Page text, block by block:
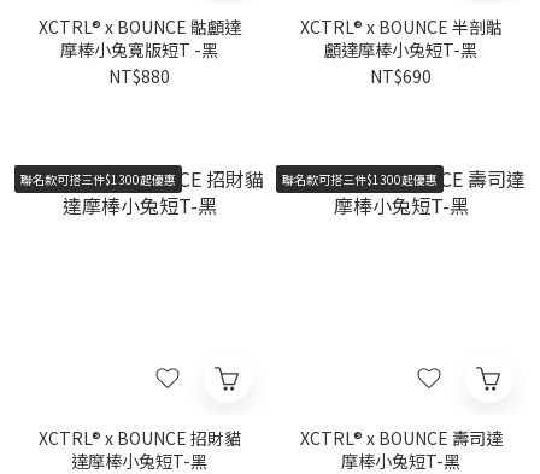
XCTRL® x BOUNCE 骷顱達
摩棒小兔寬版短T -黑
NT$880
XCTRL® x BOUNCE 半剖骷
顱達摩棒小兔短T-黑
NT$690
聯名款可搭三件$1300起優惠
XCTRL® x BOUNCE 招財貓
達摩棒小兔短T-黑
聯名款可搭三件$1300起優惠
XCTRL® x BOUNCE 壽司達
摩棒小兔短T-黑